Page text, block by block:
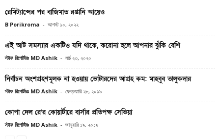
রেমিট্যান্সের পর বাজিমাত রপ্তানি আয়েও
B Porikroma - আগস্ট ১০, ২০২২
এই আট সমস্যার একটিও যদি থাকে, করোনা হলে আপনার ঝুঁকি বেশি
স্টাফ রিপোর্টারঃ MD Ashik - মার্চ ২৩, ২০২০
নির্বাচন অংশগ্রহণমূলক না হওয়ায় ভোটারদের আগ্রহ কম: মাহবুব তালুকদার
স্টাফ রিপোর্টারঃ MD Ashik - ফেব্রুয়ারি ২৮, ২০১৯
কোপা দেল রে’র কোয়ার্টারে বার্সার প্রতিপক্ষ সেভিয়া
স্টাফ রিপোর্টারঃ MD Ashik - জানুয়ারি ১৯, ২০১৯